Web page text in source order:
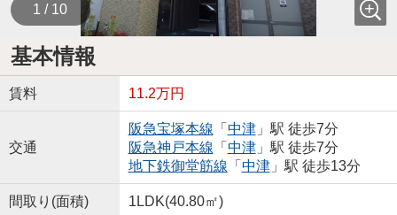
1 / 10
基本情報
賃料 11.2万円
交通
阪急宝塚本線 「 中津」駅 徒歩7分
阪急神戸本線 「 中津」駅 徒歩7分
地下鉄御堂筋線 「 中津」駅 徒歩13分
間取り(面積) 1LDK(40.80㎡)